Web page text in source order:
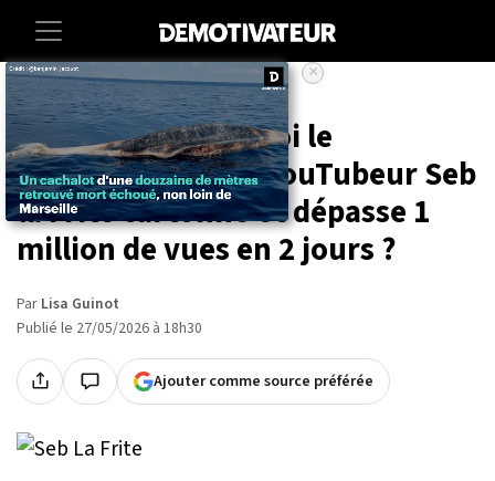
Accueil Entertainment People
“Trente” : pourquoi le
documentaire du YouTubeur Seb
la Frite cartonne et dépasse 1
million de vues en 2 jours ?
Par Lisa Guinot
Publié le 27/05/2026 à 18h30
Ajouter comme source préférée
×